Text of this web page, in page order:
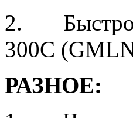
2. Быстрое
300C
РАЗНОЕ: